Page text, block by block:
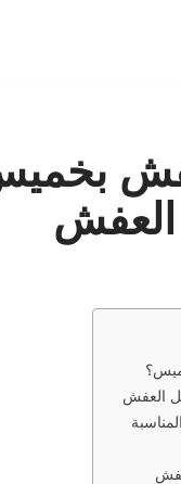
العفش
العفش